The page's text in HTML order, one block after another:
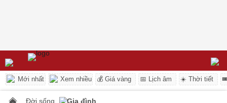
Mới nhất Xem nhiều 💰 Giá vàng 📅 Lịch âm ☀️ Thời tiết
Đời sống Gia đình